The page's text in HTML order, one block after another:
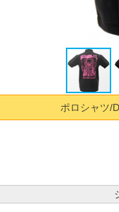
ポロシャツ/